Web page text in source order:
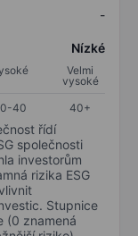
-
Nízké
Velmi
vysoké
40 40+
řídí
společnosti
investorům
rizika ESG
Stupnice
(0 znamená